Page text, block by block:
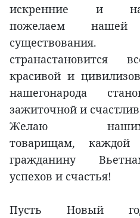
искренние и
пожелаем
странастановится
красивой и
нашегонарода
зажиточной и
Желаю
товарищам,
гражданину
успехов и счастья!
Пусть Новый